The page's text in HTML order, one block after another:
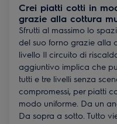
Crei piatti cotti in
grazie alla cottura
Sfrutti al massimo lo
del suo forno grazie alla
livello Il circuito di
aggiuntivo implica che
tutti e tre livelli senza
compromessi, per piatti
modo uniforme. Da un
Da sopra a sotto. Tutto